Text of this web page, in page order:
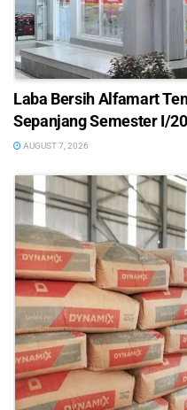
Laba Bersih Alfamart
Sepanjang Semester I/
AUGUST 7, 2026